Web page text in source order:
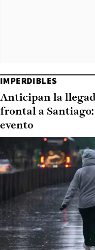
IMPERDIBLES
Anticipan la
frontal a
evento